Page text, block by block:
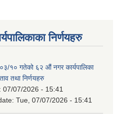
निर्णयहरु
१० गतेको ६२ औं नगर कार्यपालिका
तथा निर्णयहरु
07/07/2026 - 15:41
Tue, 07/07/2026 - 15:41